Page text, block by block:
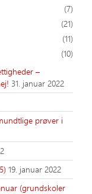
(7)
(21)
(11)
(10)
–
31. januar 2022
prøver i
19. januar 2022
(grundskoler